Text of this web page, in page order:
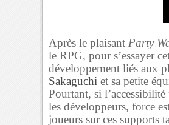
Après le plaisant Party
le RPG, pour s’essayer
développement liés aux
Sakaguchi et sa petite
Pourtant, si
les développeurs, force
joueurs sur ces supports